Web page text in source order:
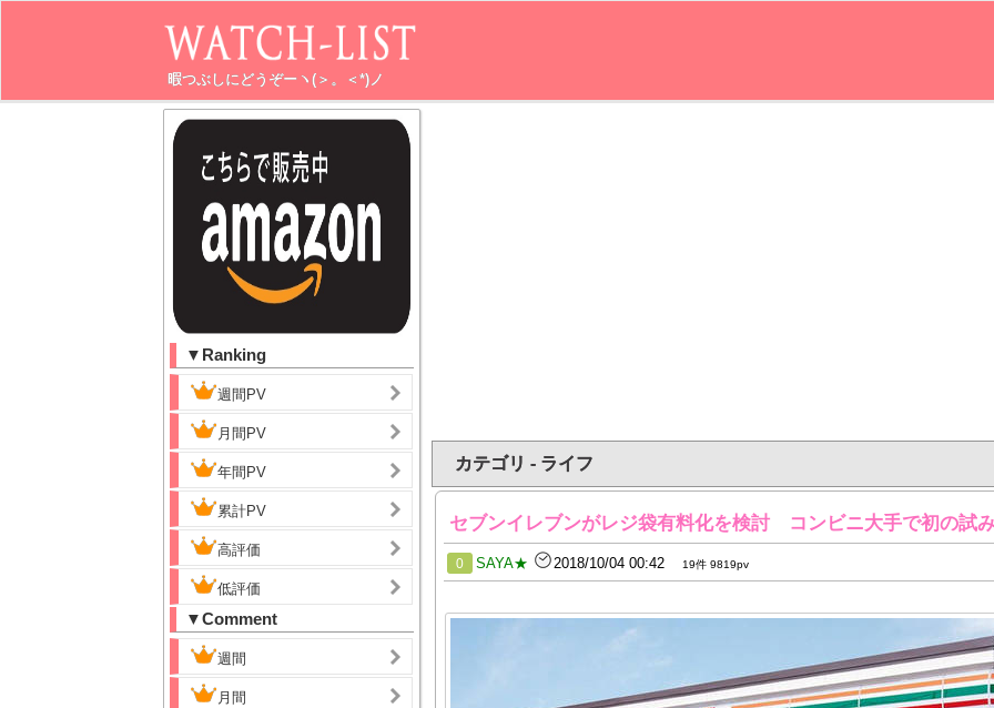
暇つぶしにどうぞーヽ(＞。＜*)ノ
▼Ranking
週間PV
月間PV
年間PV
累計PV
高評価
低評価
▼Comment
週間
月間
カテゴリ - ライフ
セブンイレブンがレジ袋有料化を検討 コンビニ大手で初の試
0 SAYA★ 2018/10/04 00:42 19件 9819pv